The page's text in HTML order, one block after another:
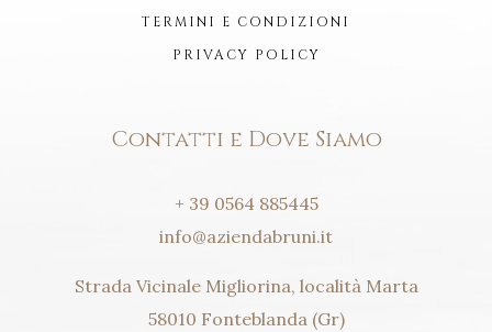
TERMINI E CONDIZIONI
PRIVACY POLICY
Contatti e Dove Siamo
+ 39 0564 885445
info@aziendabruni.it
Strada Vicinale Migliorina, località Marta
58010 Fonteblanda (Gr)